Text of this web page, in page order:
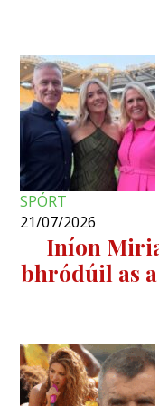
SPÓRT
21/07/2026
Iníon
bhródúil as